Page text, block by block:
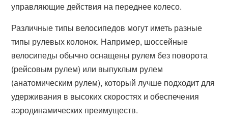
управляющие действия на переднее колесо.
Различные типы велосипедов могут иметь разные
типы рулевых колонок. Например, шоссейные
велосипеды обычно оснащены рулем без поворота
(рейсовым рулем) или выпуклым рулем
(анатомическим рулем), который лучше подходит для
удерживания в высоких скоростях и обеспечения
аэродинамических преимуществ.